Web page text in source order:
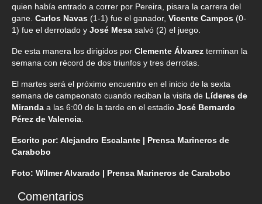
quien había entrado a correr por Pereira, pisara la carrera del
gane. Carlos Navas (1-1) fue el ganador, Vicente Campos (0-
1) fue el derrotado y José Mesa salvó (2) el juego.
De esta manera los dirigidos por Clemente Álvarez terminan la
semana con récord de dos triunfos y tres derrotas.
El martes será el próximo encuentro en el inicio de la sexta
semana de campeonato cuando reciban la visita de Líderes de
Miranda a las 6:00 de la tarde en el estadio José Bernardo
Pérez de Valencia
Escrito por: Alejandro Escalante | Prensa Marineros de
Carabobo
Foto: Wilmer Alvarado | Prensa Marineros de Carabobo
Comentarios